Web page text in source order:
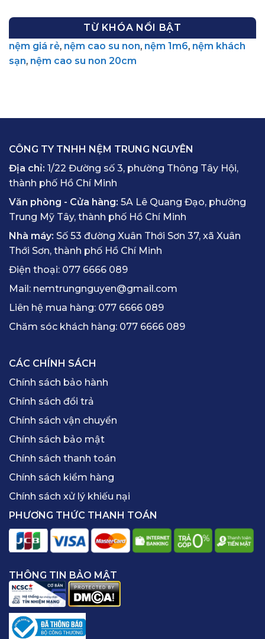
TỪ KHÓA NỔI BẬT
nệm giá rẻ, nệm cao su non, nệm 1m6, nệm khách
sạn, nệm cao su non 20cm
CÔNG TY TNHH NỆM TRUNG NGUYÊN
Địa chỉ: 1/22 Đường số 3, phường Thông Tây Hội,
thành phố Hồ Chí Minh
Văn phòng - Cửa hàng: 5A Lê Quang Đạo, phường
Trung Mỹ Tây, thành phố Hồ Chí Minh
Nhà máy: Số 53 đường Xuân Thới Sơn 37, xã Xuân
Thới Sơn, thành phố Hồ Chí Minh
Điện thoại: 077 6666 089
Mail: nemtrungnguyen@gmail.com
Liên hệ mua hàng: 077 6666 089
Chăm sóc khách hàng: 077 6666 089
CÁC CHÍNH SÁCH
Chính sách bảo hành
Chính sách đổi trả
Chính sách vận chuyển
Chính sách bảo mật
Chính sách thanh toán
Chính sách kiểm hàng
Chính sách xử lý khiếu nại
PHƯƠNG THỨC THANH TOÁN
THÔNG TIN BẢO MẬT